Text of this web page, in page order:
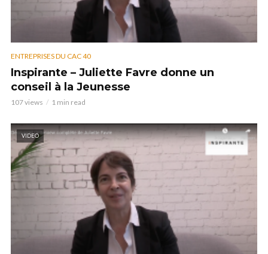
ENTREPRISES DU CAC 40
Inspirante – Juliette Favre donne un
conseil à la Jeunesse
107 views 1 min read
VIDEO